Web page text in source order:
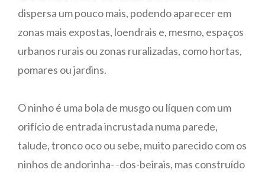
dispersa um pouco mais, podendo aparecer em
zonas mais expostas, loendrais e, mesmo, espaços
urbanos rurais ou zonas ruralizadas, como hortas,
pomares ou jardins.
O ninho é uma bola de musgo ou líquen com um
orifício de entrada incrustada numa parede,
talude, tronco oco ou sebe, muito parecido com os
ninhos de andorinha- -dos-beirais, mas construído